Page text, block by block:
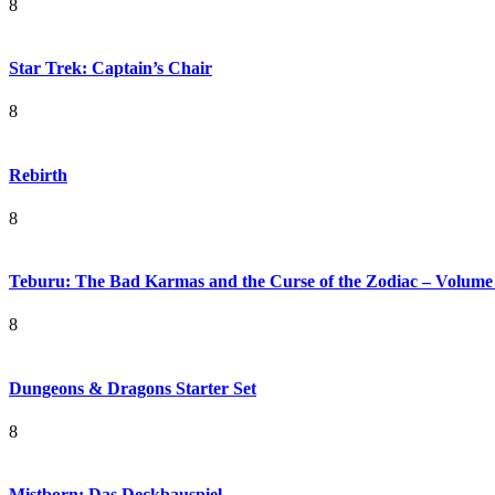
8
Star Trek: Captain’s Chair
8
Rebirth
8
Teburu: The Bad Karmas and the Curse of the Zodiac – Volume
8
Dungeons & Dragons Starter Set
8